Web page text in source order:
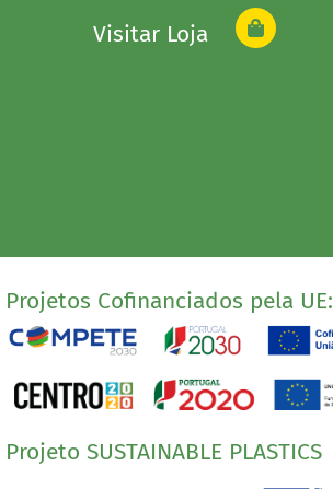
Visitar Loja
Projetos Cofinanciados pela UE:
Projeto SUSTAINABLE PLASTICS